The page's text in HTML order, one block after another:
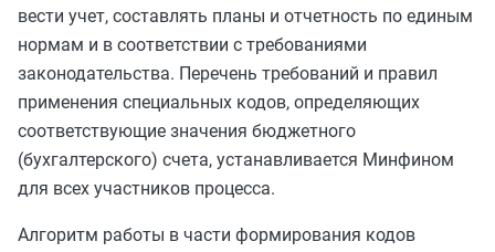
вести учет, составлять планы и отчетность по единым
нормам и в соответствии с требованиями
законодательства. Перечень требований и правил
применения специальных кодов, определяющих
соответствующие значения бюджетного
(бухгалтерского) счета, устанавливается Минфином
для всех участников процесса.
Алгоритм работы в части формирования кодов